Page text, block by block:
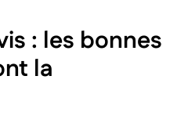
: les bonnes
la